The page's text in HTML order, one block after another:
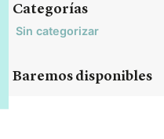
Categorías
Sin categorizar
Baremos disponibles